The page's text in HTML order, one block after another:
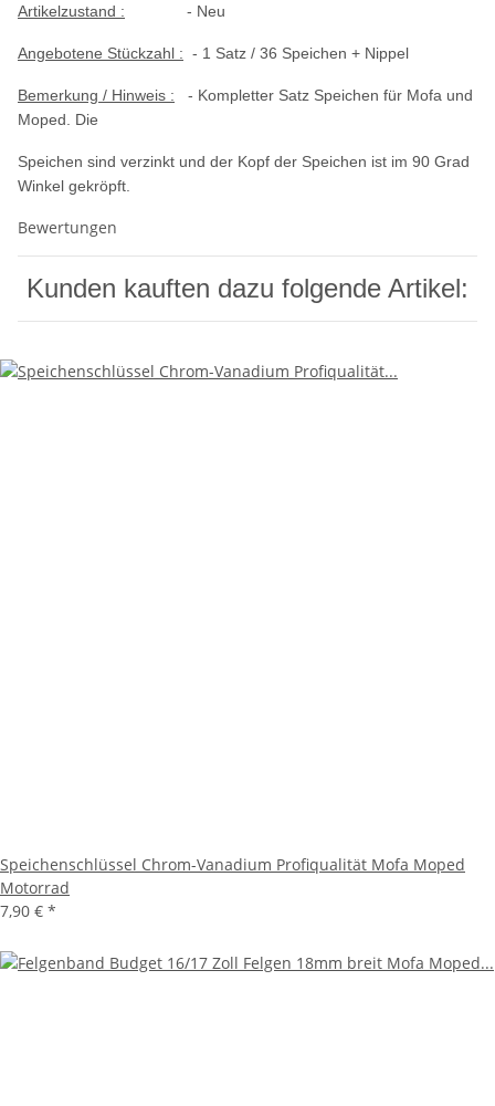
Artikelzustand : - Neu
Angebotene Stückzahl : - 1 Satz / 36 Speichen + Nippel
Bemerkung / Hinweis : - Kompletter Satz Speichen für Mofa und
Moped. Die
Speichen sind verzinkt und der Kopf der Speichen ist im 90 Grad
Winkel gekröpft.
Bewertungen
Kunden kauften dazu folgende Artikel:
Speichenschlüssel Chrom-Vanadium Profiqualität Mofa Moped
Motorrad
7,90 € *